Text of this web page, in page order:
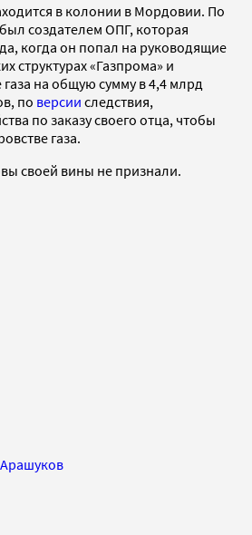
в колонии в Мордовии. По
создателем ОПГ, которая
когда он попал на руководящие
структурах «Газпрома» и
на общую сумму в 4,4 млрд
по версии следствия,
по заказу своего отца, чтобы
газа.
своей вины не признали.